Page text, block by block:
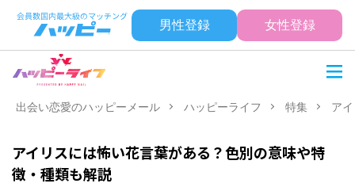
男性登録 女性登録
出会い恋愛のハッピーメール ハッピーライフ 特集 ア
アイリスには怖い花言葉がある？色別の意味や特
徴・種類も解説